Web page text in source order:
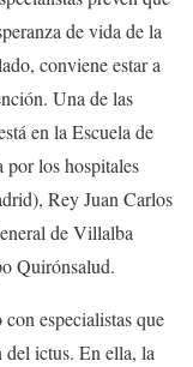
de vida de la
conviene estar a
Una de las
en la Escuela de
por los hospitales
Rey Juan Carlos
de Villalba
Quirónsalud.
especialistas que
del ictus. En ella, la